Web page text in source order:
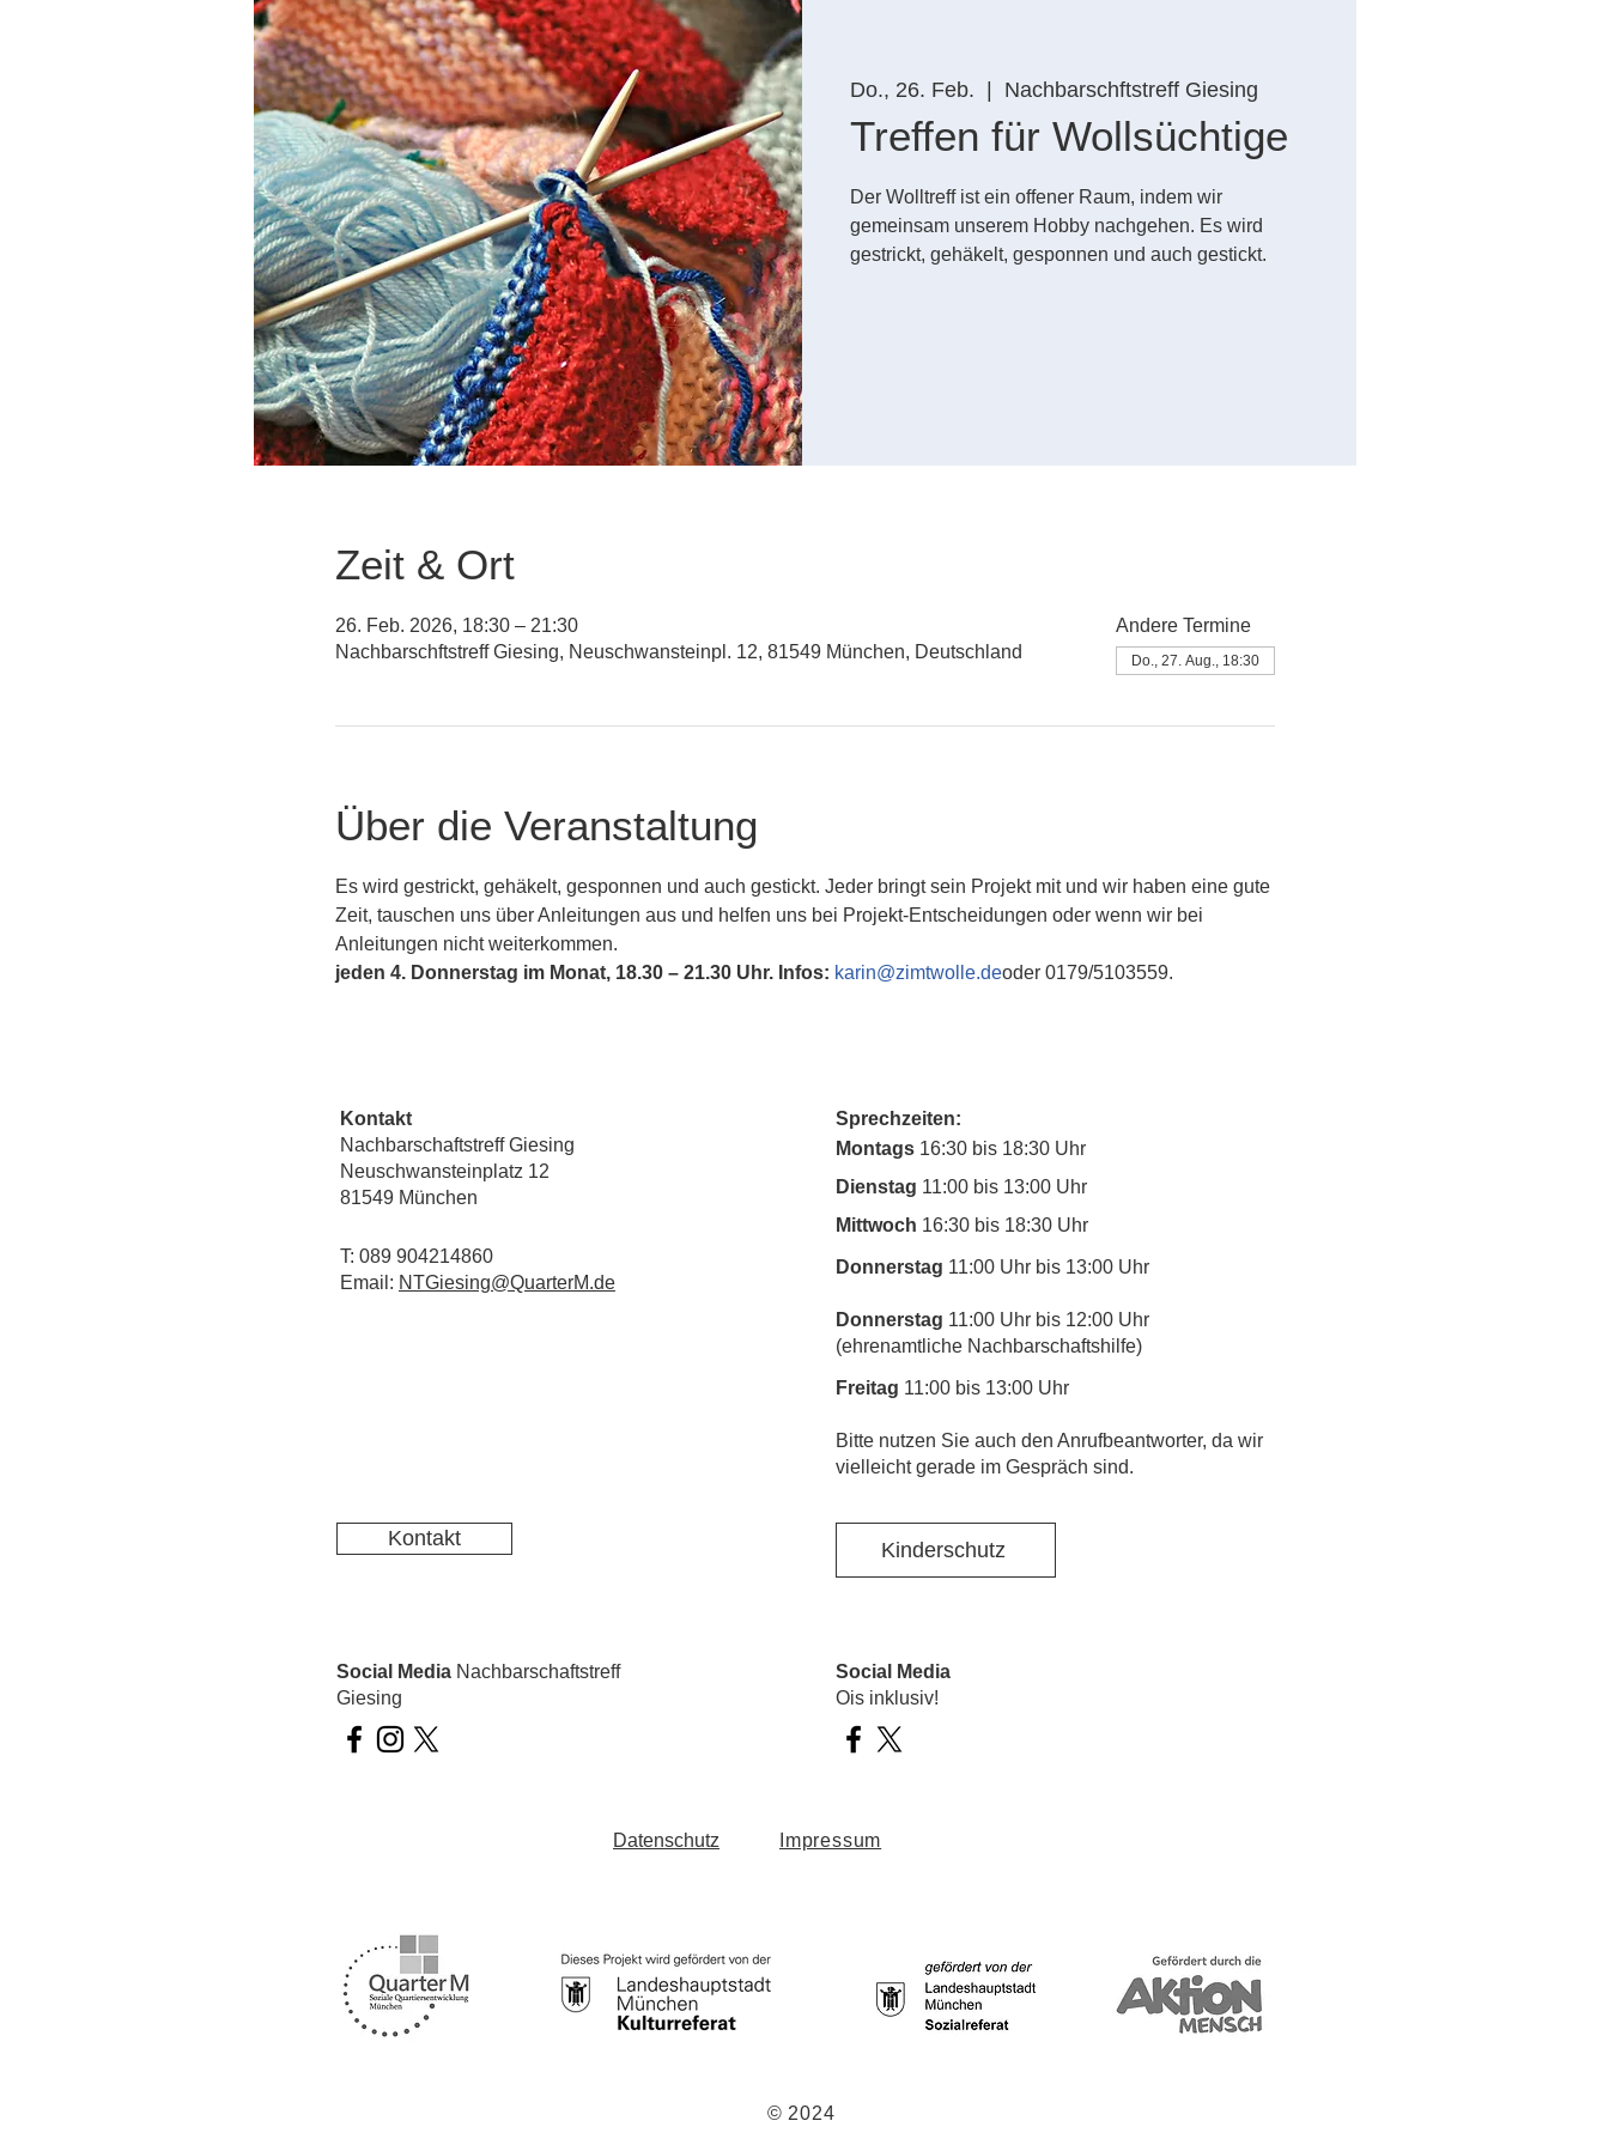
Do., 26. Feb. Nachbarschftstreff Giesing
Treffen für Wollsüchtige
Der Wolltreff ist ein offener Raum, indem wir
gemeinsam unserem Hobby nachgehen. Es wird
gestrickt, gehäkelt, gesponnen und auch gestickt.
Zeit & Ort
26. Feb. 2026, 18:30 – 21:30
Nachbarschftstreff Giesing, Neuschwansteinpl. 12, 81549 München, Deutschland
Andere Termine
Do., 27. Aug., 18:30
Über die Veranstaltung
Es wird gestrickt, gehäkelt, gesponnen und auch gestickt. Jeder bringt sein Projekt mit und wir haben eine gute
Zeit, tauschen uns über Anleitungen aus und helfen uns bei Projekt-Entscheidungen oder wenn wir bei
Anleitungen nicht weiterkommen.
jeden 4. Donnerstag im Monat, 18.30 – 21.30 Uhr. Infos: karin@zimtwolle.deoder 0179/5103559.
Kontakt
Nachbarschaftstreff Giesing
Neuschwansteinplatz 12
81549 München
T: 089 904214860
Email: NTGiesing@QuarterM.de
Kontakt
Sprechzeiten:
Montags 16:30 bis 18:30 Uhr
Dienstag 11:00 bis 13:00 Uhr
Mittwoch 16:30 bis 18:30 Uhr
Donnerstag 11:00 Uhr bis 13:00 Uhr
Donnerstag 11:00 Uhr bis 12:00 Uhr
(ehrenamtliche Nachbarschaftshilfe)
Freitag 11:00 bis 13:00 Uhr
​Bitte nutzen Sie auch den Anrufbeantworter, da wir
vielleicht gerade im Gespräch sind.
Kinderschutz
Social Media Nachbarschaftstreff
Giesing
Social Media
Ois inklusiv!
Datenschutz Impressum
© 2024